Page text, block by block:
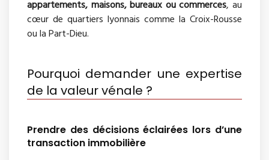
appartements, maisons, bureaux ou commerces, au
cœur de quartiers lyonnais comme la Croix-Rousse
ou la Part-Dieu.
Pourquoi demander une expertise
de la valeur vénale ?
Prendre des décisions éclairées lors d’une
transaction immobilière